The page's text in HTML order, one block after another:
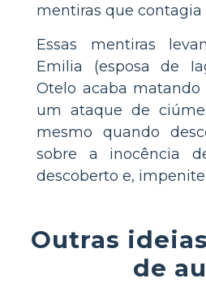
mentiras que contagia
Essas mentiras
Emilia (esposa de
Otelo acaba matando
um ataque de
mesmo quando
sobre a inocência
descoberto e,
Outras
de